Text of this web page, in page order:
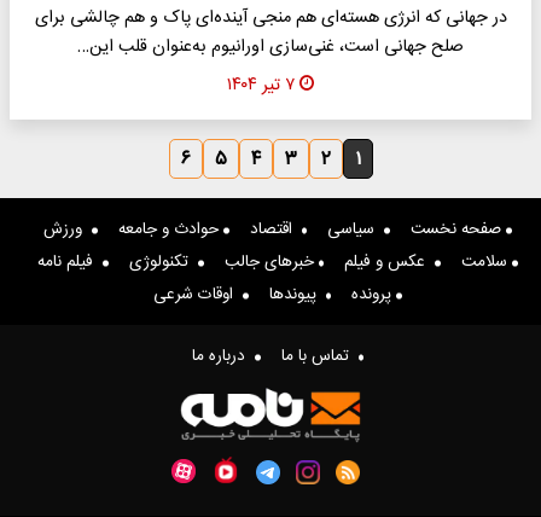
در جهانی که انرژی هسته‌ای هم منجی آینده‌ای پاک و هم چالشی برای
صلح جهانی است، غنی‌سازی اورانیوم به‌عنوان قلب این…
۷ تیر ۱۴۰۴
۱ ۲ ۳ ۴ ۵ ۶
صفحه نخست سیاسی اقتصاد حوادث و جامعه
ورزش
سلامت
عکس و فیلم خبرهای جالب تکنولوژی
فیلم نامه
پرونده
پیوندها اوقات شرعی
تماس با ما درباره ما